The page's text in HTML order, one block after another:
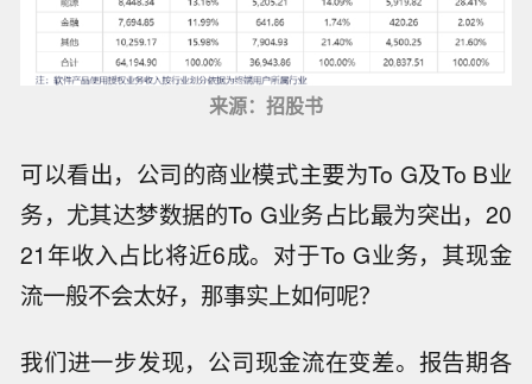
来源：招股书
可以看出，公司的商业模式主要为To G及To B业
务，尤其达梦数据的To G业务占比最为突出，20
21年收入占比将近6成。对于To G业务，其现金
流一般不会太好，那事实上如何呢？
我们进一步发现，公司现金流在变差。报告期各